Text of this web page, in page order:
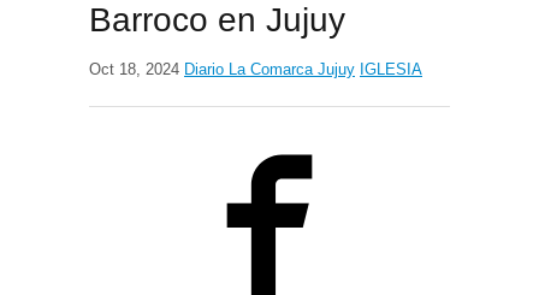
Barroco en Jujuy
Oct 18, 2024 Diario La Comarca Jujuy IGLESIA